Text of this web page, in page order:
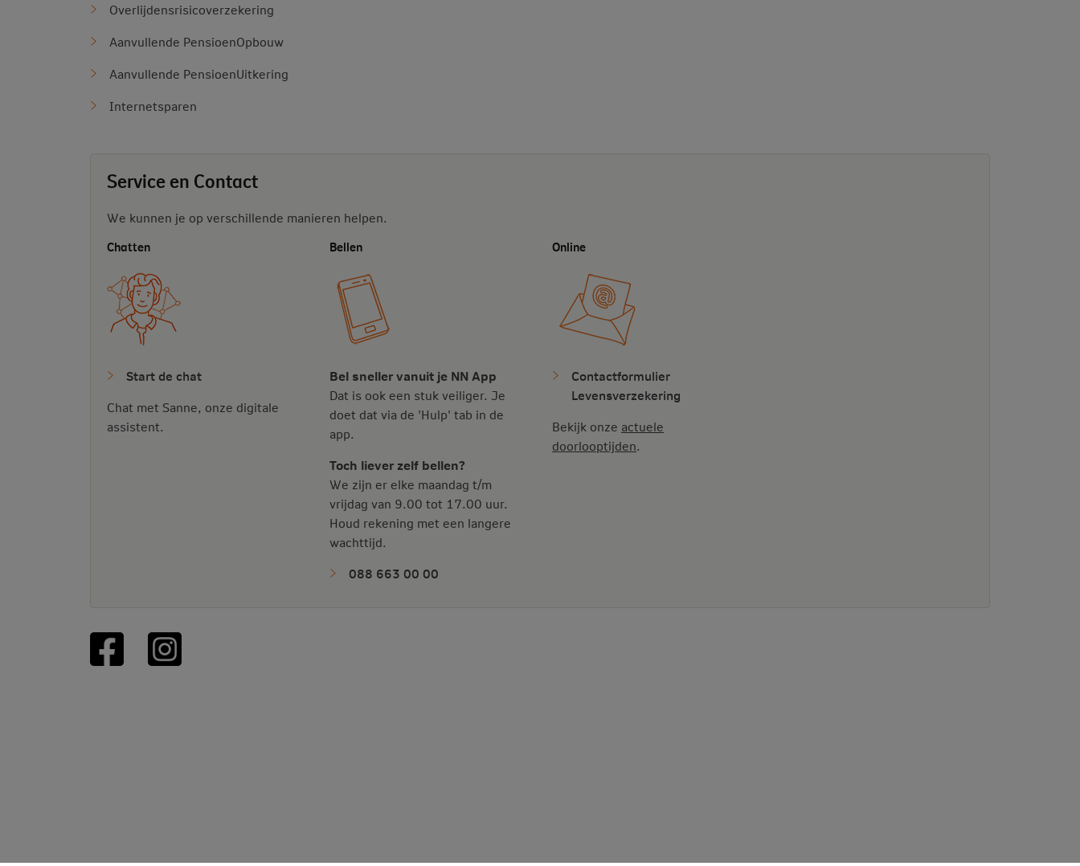
Overlijdensrisicoverzekering
Aanvullende PensioenOpbouw
Aanvullende PensioenUitkering
Internetsparen
Service en Contact
We kunnen je op verschillende manieren helpen.
Chatten
Start de chat
Chat met Sanne, onze digitale
assistent.
Bellen
Bel sneller vanuit je NN App
Dat is ook een stuk veiliger. Je
doet dat via de 'Hulp' tab in de
app.
Toch liever zelf bellen?
We zijn er elke maandag t/m
vrijdag van 9.00 tot 17.00 uur.
Houd rekening met een langere
wachttijd.
088 663 00 00
Online
Contactformulier
Levensverzekering
Bekijk onze actuele
doorlooptijden.